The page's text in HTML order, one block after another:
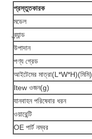
প্রস্তুতকারক
মডেল
ব্র্যান্ড
উপাদান
পণ্য গ্রেড
আইটেমের মাত্রা(L*W*H)(মিমি)
Itew ওজন(g)
যানবাহন পরিষেবার ধরন
ওয়ারেন্টি
OE পার্ট নম্বর